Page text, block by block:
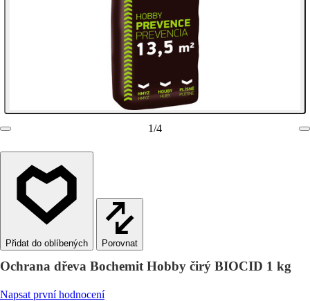
1/4
Porovnat
Ochrana dřeva Bochemit Hobby čirý BIOCID 1 kg
Napsat první hodnocení